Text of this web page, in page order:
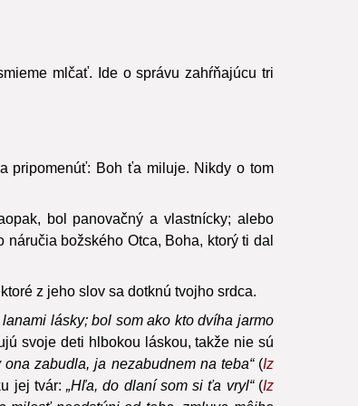
mlčať. Ide o správu zahŕňajúcu tri
pripomenúť: Boh ťa miluje. Nikdy o tom
bol panovačný a vlastnícky; alebo
božského Otca, Boha, ktorý ti dal
z jeho slov sa dotknú tvojho srdca.
lásky; bol som ako kto dvíha jarmo
svoje deti hlbokou láskou, takže nie sú
zabudla, ja nezabudnem na teba“ (Iz
jej tvár:„Hľa, do dlaní som si ťa vryl“ (Iz